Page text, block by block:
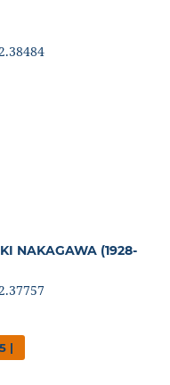
NAKAGAWA (1928-
|